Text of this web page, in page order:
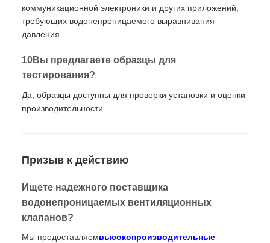
коммуникационной электроники и других приложений,
требующих водонепроницаемого выравнивания
давления.
10Вы предлагаете образцы для
тестирования?
Да, образцы доступны для проверки установки и оценки
производительности.
Призыв к действию
Ищете надежного поставщика
водонепроницаемых вентиляционных
клапанов?
Мы предоставляемвысокопроизводительные